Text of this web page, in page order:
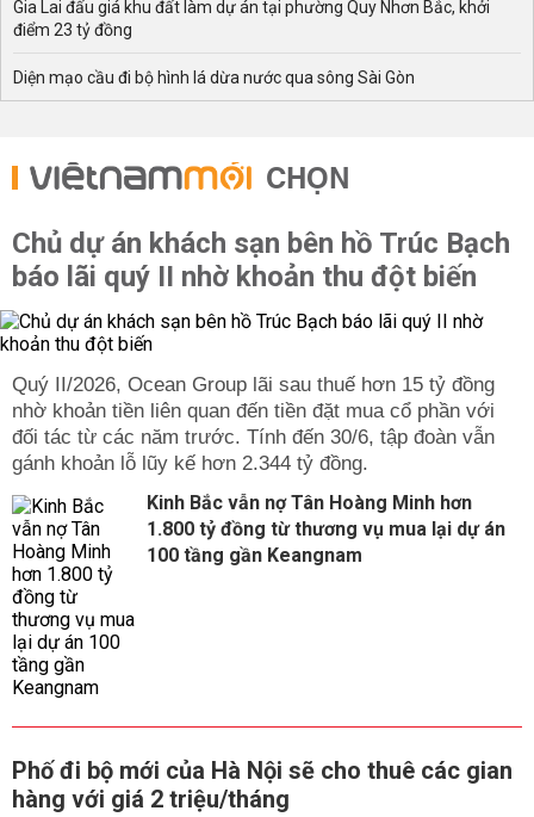
Gia Lai đấu giá khu đất làm dự án tại phường Quy Nhơn Bắc, khởi
điểm 23 tỷ đồng
Diện mạo cầu đi bộ hình lá dừa nước qua sông Sài Gòn
CHỌN
Chủ dự án khách sạn bên hồ Trúc Bạch
báo lãi quý II nhờ khoản thu đột biến
Quý II/2026, Ocean Group lãi sau thuế hơn 15 tỷ đồng
nhờ khoản tiền liên quan đến tiền đặt mua cổ phần với
đối tác từ các năm trước. Tính đến 30/6, tập đoàn vẫn
gánh khoản lỗ lũy kế hơn 2.344 tỷ đồng.
Kinh Bắc vẫn nợ Tân Hoàng Minh hơn
1.800 tỷ đồng từ thương vụ mua lại dự án
100 tầng gần Keangnam
Phố đi bộ mới của Hà Nội sẽ cho thuê các gian
hàng với giá 2 triệu/tháng